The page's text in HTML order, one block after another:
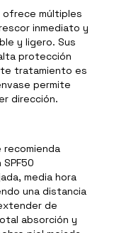
ofrece múltiples
inmediato y
y ligero. Sus
protección
tratamiento es
permite
dirección.
media hora
una distancia
de
absorción y